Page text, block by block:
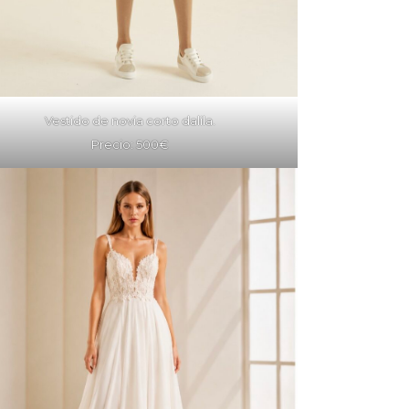
Vestido de novia corto dalila.
Precio: 500€